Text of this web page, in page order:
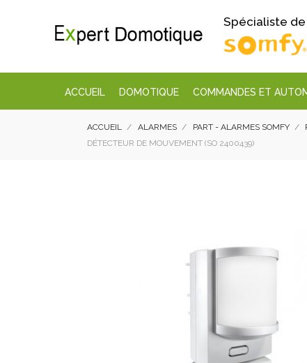
Spécialiste
ACCUEIL DOMOTIQUE COMMANDES ET
ACCUEIL ALARMES PART - ALARMES SOMFY
DÉTECTEUR DE MOUVEMENT (SO 2400439)